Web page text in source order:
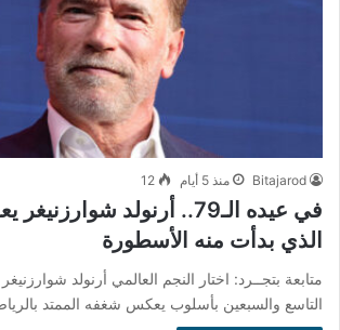
Bitajarod منذ 5 أيام 12
في عيده الـ79.. أرنولد
الذي بدأت منه الأسطورة
متابعة بتجــرد: اختار النجم العالمي أرنولد شوارزنيغر
التاسع والسبعين بأسلوب يعكس شغفه الممتد